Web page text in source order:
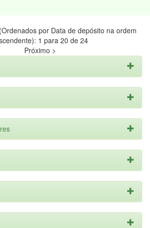
por Data de depósito na ordem
1 para 20 de 24
Próximo >